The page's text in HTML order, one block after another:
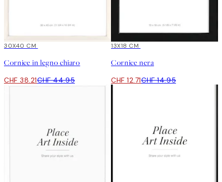
15%*
30X40 CM
Cornice in legno chiaro
CHF 38.21CHF 44.95
15%*
13X18 CM
Cornice nera
CHF 12.71CHF 14.95